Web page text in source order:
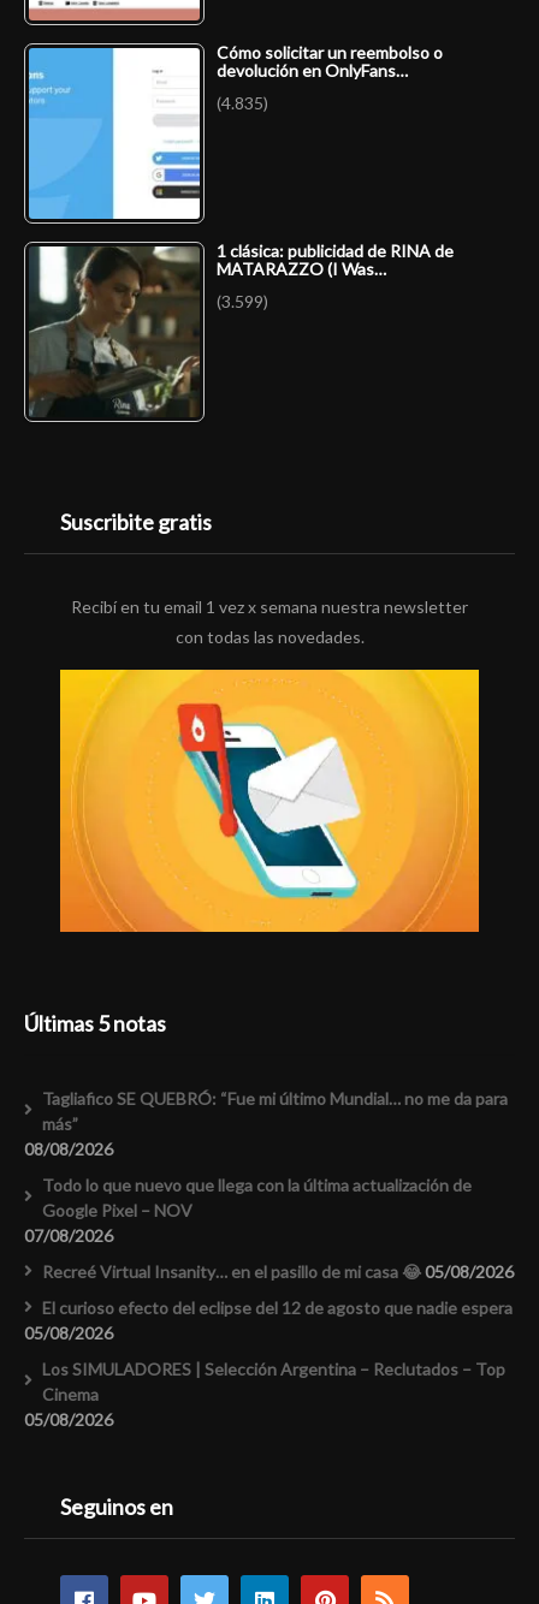
Cómo solicitar un reembolso o
devolución en OnlyFans…
(4.835)
1 clásica: publicidad de RINA de
MATARAZZO (I Was…
(3.599)
Suscribite gratis
Recibí en tu email 1 vez x semana nuestra newsletter
con todas las novedades.
Últimas 5 notas
Tagliafico SE QUEBRÓ: “Fue mi último Mundial… no me da para
más”
08/08/2026
Todo lo que nuevo que llega con la última actualización de
Google Pixel – NOV
07/08/2026
Recreé Virtual Insanity… en el pasillo de mi casa 😂05/08/2026
El curioso efecto del eclipse del 12 de agosto que nadie espera
05/08/2026
Los SIMULADORES | Selección Argentina – Reclutados – Top
Cinema
05/08/2026
Seguinos en